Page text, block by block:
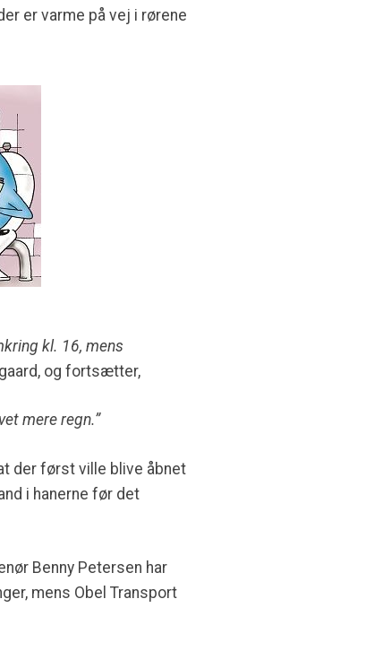
er varme på vej i rørene
kl. 16, mens
og fortsætter,
mere regn.”
der først ville blive åbnet
i hanerne før det
Benny Petersen har
mens Obel Transport